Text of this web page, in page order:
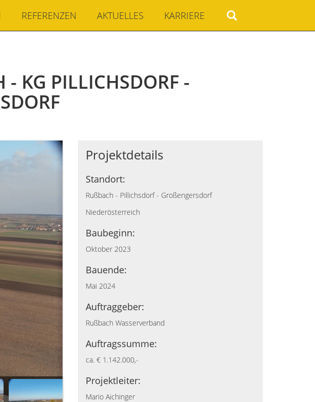
REFERENZEN AKTUELLES KARRIERE
KG PILLICHSDORF - G
Projektdetails
Standort:
Rußbach - Pillichsdorf - Großengersdorf
Niederösterreich
Baubeginn:
Oktober 2023
Bauende:
Mai 2024
Auftraggeber:
Rußbach Wasserverband
Auftragssumme:
ca. € 1.142.000,-
Projektleiter:
Mario Aichinger